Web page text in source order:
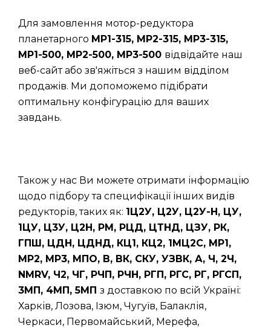
Для замовлення мотор-редуктора
планетарного МР1-315, МР2-315, МР3-315,
МР1-500, МР2-500, МР3-500 відвідайте наш
веб-сайт або зв'яжіться з нашим відділом
продажів. Ми допоможемо підібрати
оптимальну конфігурацію для ваших
завдань.
Також у нас Ви можете отримати інформацію
щодо підбору та специфікації інших видів
редукторів, таких як: 1Ц2У, Ц2У, Ц2У-Н, ЦУ,
1ЦУ, Ц3У, Ц2Н, РМ, РЦД, ЦТНД, ЦЗУ, РК,
ГПШ, ЦДН, ЦДНД, КЦ1, КЦ2, 1МЦ2С, МР1,
МР2, МР3, МПО, В, ВК, СКУ, УЗВК, А, Ч, 2Ч,
NMRV, Ч2, ЧГ, РЧП, РЧН, РГП, РГС, РГ, РГСП,
3МП, 4МП, 5МП з доставкою по всій Україні:
Харків, Лозова, Ізюм, Чугуїв, Балаклія,
Черкаси, Первомайський, Мерефа,